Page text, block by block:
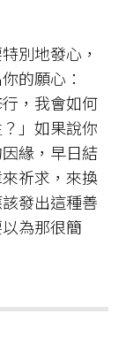
別地發心，
的願心：
，我會如何
」如果說你
緣，早日結
祈求，來換
發出這種善
為那很簡